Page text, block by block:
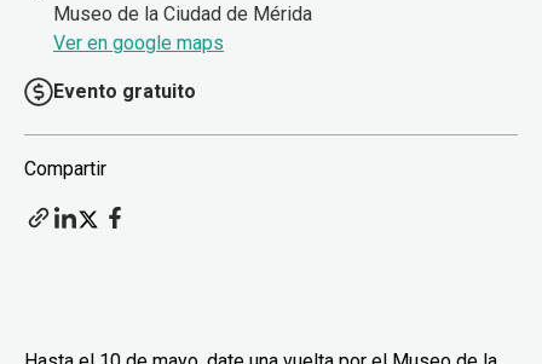
Museo de la Ciudad de Mérida
Ver en google maps
Evento gratuito
Compartir